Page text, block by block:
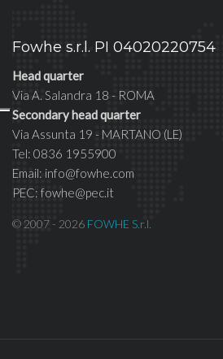
Fowhe s.r.l. PI 04020220754
Head quarter
Via A. Salandra 18 - ROMA
Secondary head quarter
Via Assunta 19 - MARTANO (LE)
Tel: 0836 1955900
Email: info@fowhe.com
PEC: fowhe@pec.it
© 2007 - 2026 FOWHE S.r.l.